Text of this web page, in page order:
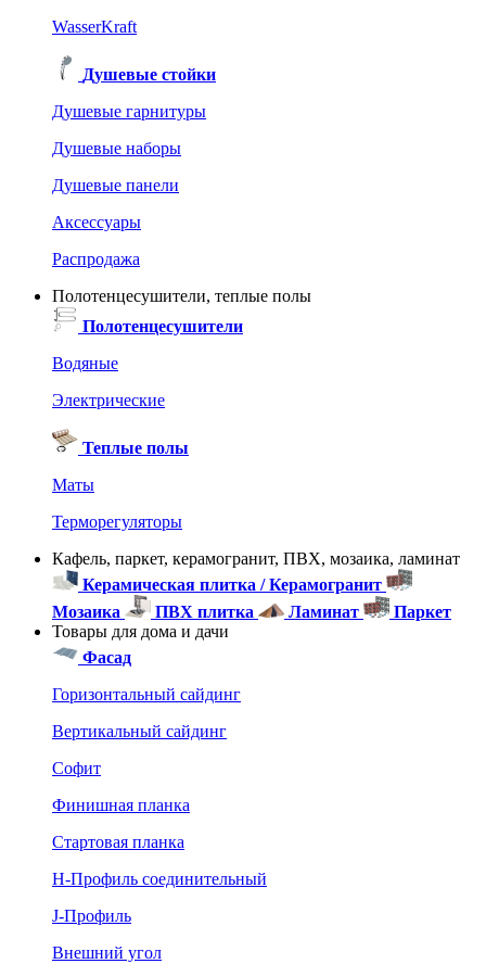
WasserKraft
Душевые стойки
Душевые гарнитуры
Душевые наборы
Душевые панели
Аксессуары
Распродажа
Полотенцесушители, теплые полы
Полотенцесушители
Водяные
Электрические
Теплые полы
Маты
Терморегуляторы
Кафель, паркет, керамогранит, ПВХ, мозаика, ламинат
Керамическая плитка / Керамогранит
Мозаика
ПВХ плитка Ламинат
Паркет
Товары для дома и дачи
Фасад
Горизонтальный сайдинг
Вертикальный сайдинг
Софит
Финишная планка
Стартовая планка
Н-Профиль соединительный
J-Профиль
Внешний угол